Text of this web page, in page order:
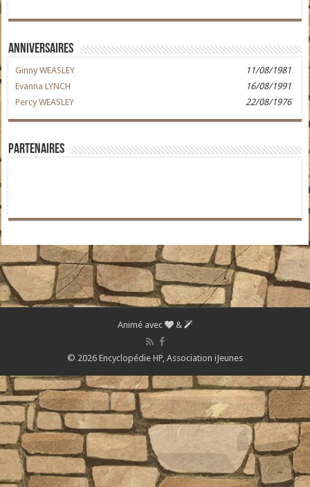
Anniversaires
Ginny WEASLEY
11/08/1981
Evanna LYNCH
16/08/1991
Percy WEASLEY
22/08/1976
Partenaires
Animé avec &
© 2026 Encyclopédie HP, Association iJeunes